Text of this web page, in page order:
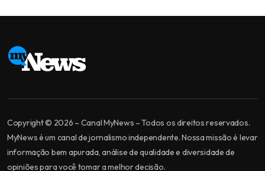
Copyright © 2026 – Canal MyNews – Todos os direitos reservados.
MyNews é um canal de jornalismo independente. Nossa missão é levar
informação bem apurada, análise de qualidade e diversidade de
opiniões para você tomar a melhor decisão.